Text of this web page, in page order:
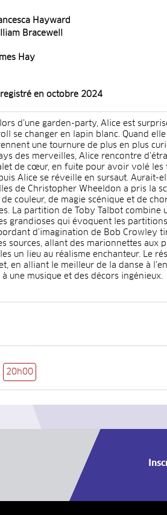
Hayward
Bracewell
Hay
en octobre 2024
d’une garden-party, Alice est
se changer en lapin blanc. Quand
une tournure de plus en plus
des merveilles, Alice rencontre
de cœur, en fuite pour avoir volé les
Alice se réveille en sursaut. Aurait-
de Christopher Wheeldon a pris la
couleur, de magie scénique et de
La partition de Toby Talbot combine
grandioses qui évoquent les
d’imagination de Bob Crowley
sources, allant des marionnettes aux
un lieu au réalisme enchanteur. Le
en alliant le meilleur de la danse à
une musique et des décors ingénieux.
20h00